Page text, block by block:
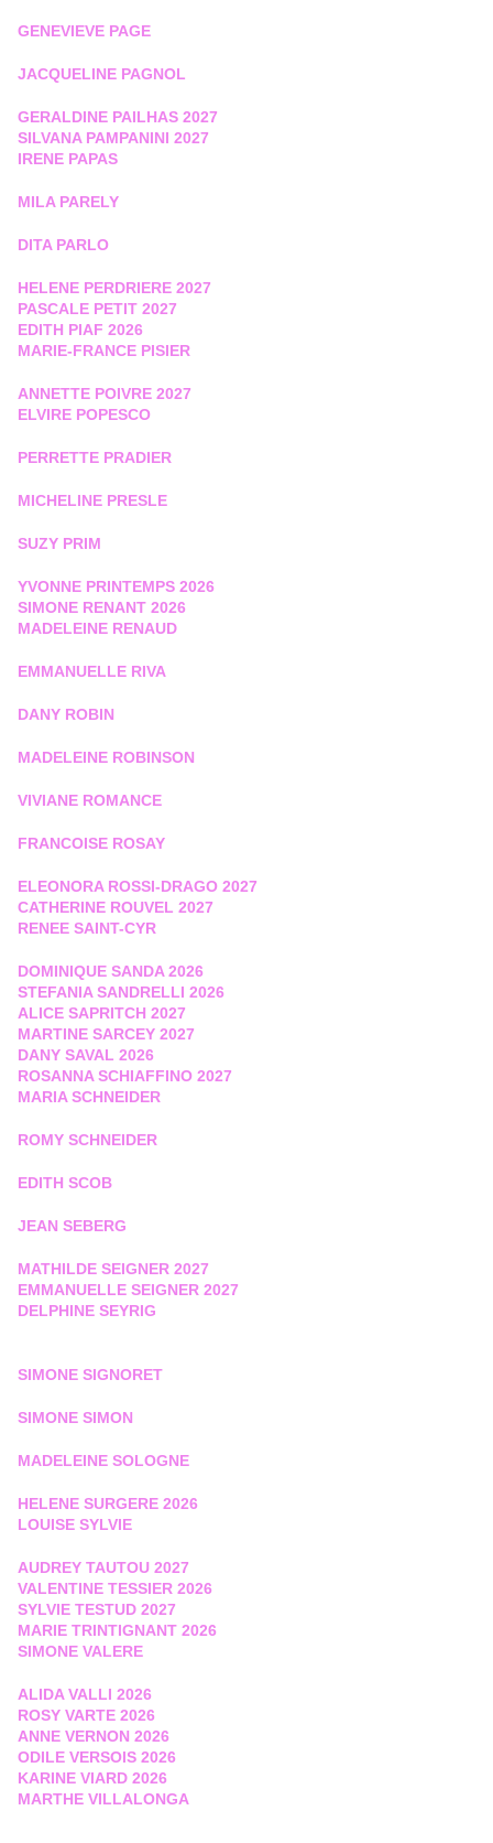
GENEVIEVE PAGE
JACQUELINE PAGNOL
GERALDINE PAILHAS 2027
SILVANA PAMPANINI 2027
IRENE PAPAS
MILA PARELY
DITA PARLO
HELENE PERDRIERE 2027
PASCALE PETIT 2027
EDITH PIAF 2026
MARIE-FRANCE PISIER
ANNETTE POIVRE 2027
ELVIRE POPESCO
PERRETTE PRADIER
MICHELINE PRESLE
SUZY PRIM
YVONNE PRINTEMPS 2026
SIMONE RENANT 2026
MADELEINE RENAUD
EMMANUELLE RIVA
DANY ROBIN
MADELEINE ROBINSON
VIVIANE ROMANCE
FRANCOISE ROSAY
ELEONORA ROSSI-DRAGO 2027
CATHERINE ROUVEL 2027
RENEE SAINT-CYR
DOMINIQUE SANDA 2026
STEFANIA SANDRELLI 2026
ALICE SAPRITCH 2027
MARTINE SARCEY 2027
DANY SAVAL 2026
ROSANNA SCHIAFFINO 2027
MARIA SCHNEIDER
ROMY SCHNEIDER
EDITH SCOB
JEAN SEBERG
MATHILDE SEIGNER 2027
EMMANUELLE SEIGNER 2027
DELPHINE SEYRIG
SIMONE SIGNORET
SIMONE SIMON
MADELEINE SOLOGNE
HELENE SURGERE 2026
LOUISE SYLVIE
AUDREY TAUTOU 2027
VALENTINE TESSIER 2026
SYLVIE TESTUD 2027
MARIE TRINTIGNANT 2026
SIMONE VALERE
ALIDA VALLI 2026
ROSY VARTE 2026
ANNE VERNON 2026
ODILE VERSOIS 2026
KARINE VIARD 2026
MARTHE VILLALONGA